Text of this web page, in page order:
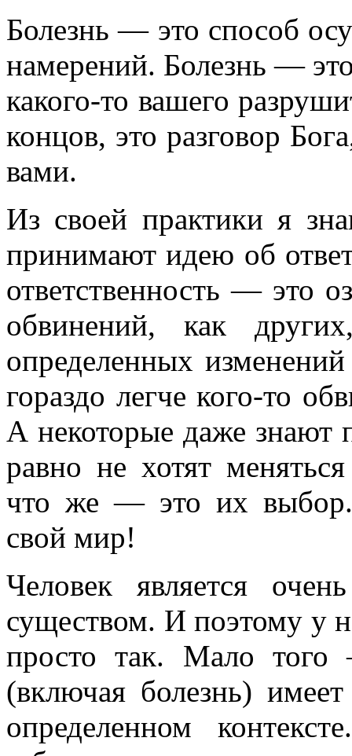
Болезнь — это способ
намерений. Болезнь —
какого-то вашего
концов, это разговор
вами.
Из своей практики я
принимают идею об
ответственность — это
обвинений, как
определенных
гораздо легче кого-то
А некоторые даже знают
равно не хотят
что же — это их выбор.
свой мир!
Человек является
существом. И поэтому у
просто так. Мало того
(включая болезнь)
определенном